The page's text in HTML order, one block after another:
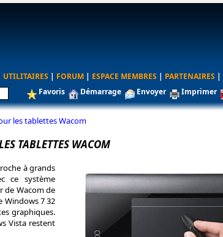
UTILITAIRES | FORUM | ESPACE MEMBRES | PARTENAIRES |
Favoris Démarrage Envoyer Imprimer
les tablettes Wacom
TABLETTES WACOM
à grands
ce système
de Wacom de
Windows 7 32
graphiques.
Vista restent